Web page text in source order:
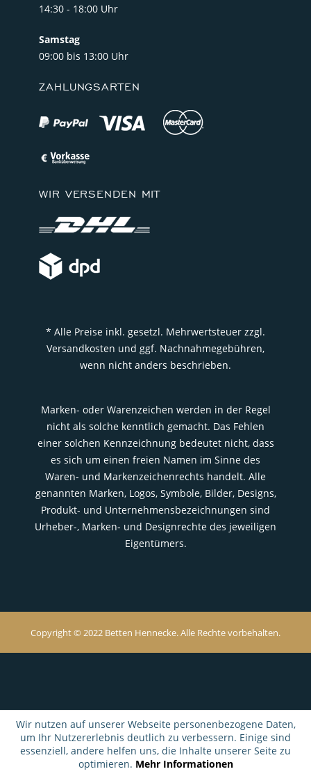
14:30 - 18:00 Uhr
Samstag
09:00 bis 13:00 Uhr
ZAHLUNGSARTEN
WIR VERSENDEN MIT
* Alle Preise inkl. gesetzl. Mehrwertsteuer zzgl.
Versandkosten und ggf. Nachnahmegebühren,
wenn nicht anders beschrieben.
Marken- oder Warenzeichen werden in der Regel
nicht als solche kenntlich gemacht. Das Fehlen
einer solchen Kennzeichnung bedeutet nicht, dass
es sich um einen freien Namen im Sinne des
Waren- und Markenzeichenrechts handelt. Alle
genannten Marken, Logos, Symbole, Bilder, Designs,
Produkt- und Unternehmensbezeichnungen sind
Urheber-, Marken- und Designrechte des jeweiligen
Eigentümers.
Copyright © 2022 Betten Hennecke. Alle Rechte vorbehalten.
Wir nutzen auf unserer Webseite personenbezogene Daten,
um Ihr Nutzererlebnis deutlich zu verbessern. Einige sind
essenziell, andere helfen uns, die Inhalte unserer Seite zu
optimieren. Mehr Informationen